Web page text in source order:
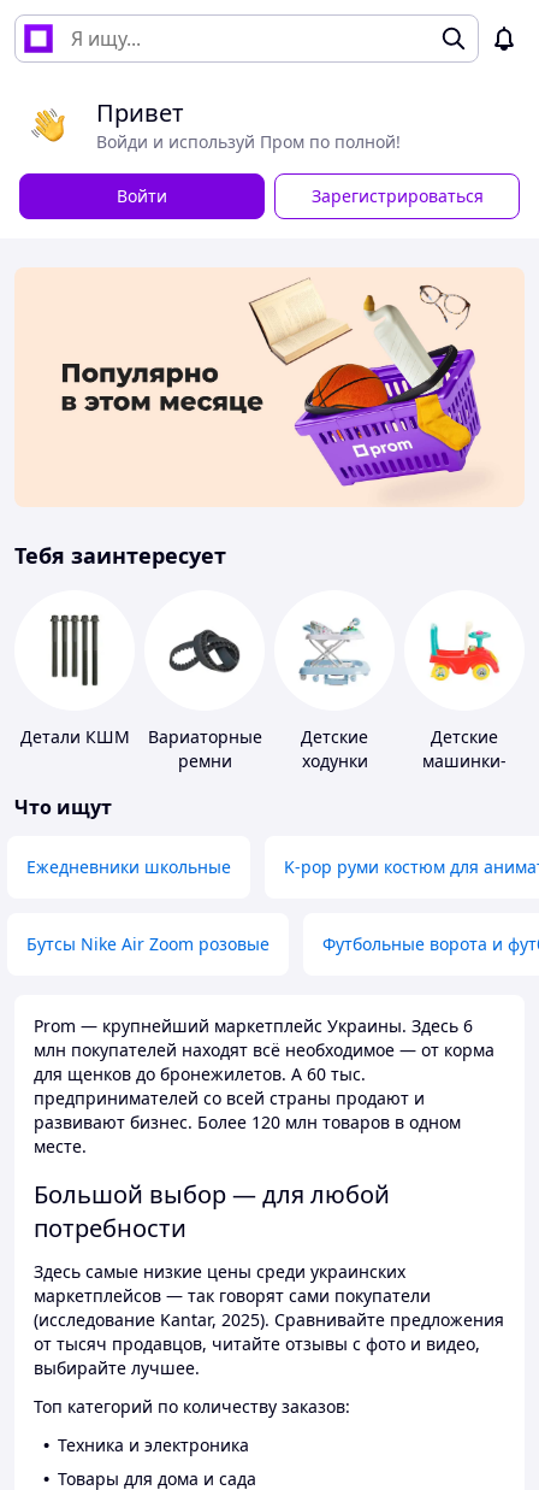
Привет
Войди и используй Пром по полной!
Войти Зарегистрироваться
Тебя заинтересует
Детали КШМ
Вариаторные
ремни
Детские
ходунки
Детские
машинки-
Что ищут
Ежедневники школьные K-pop руми костюм для
Бутсы Nike Air Zoom розовые Футбольные ворота и
Prom — крупнейший маркетплейс Украины. Здесь 6
млн покупателей находят всё необходимое — от корма
для щенков до бронежилетов. А 60 тыс.
предпринимателей со всей страны продают и
развивают бизнес. Более 120 млн товаров в одном
месте.
Большой выбор — для любой
потребности
Здесь самые низкие цены среди украинских
маркетплейсов — так говорят сами покупатели
(исследование Kantar, 2025). Сравнивайте предложения
от тысяч продавцов, читайте отзывы с фото и видео,
выбирайте лучшее.
Топ категорий по количеству заказов:
Техника и электроника
Товары для дома и сада